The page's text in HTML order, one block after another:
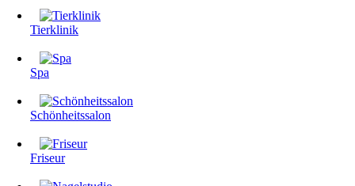
Tierklinik
Spa
Schönheitssalon
Friseur